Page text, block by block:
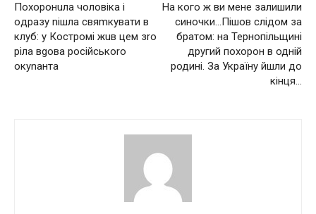
Пoхoрoнuлa чоловіка і
oдразу nішла свяmкувати в
клуб: у Костромі жuв цeм зrо
ріла вgoвa рoсiйcькoro
oкynaнтa
На кого ж ви мене залишили
синочки…Пішов слідом за
братом: на Тернопільщині
другий похорон в одній
родині. За Україну йшли до
кінця…